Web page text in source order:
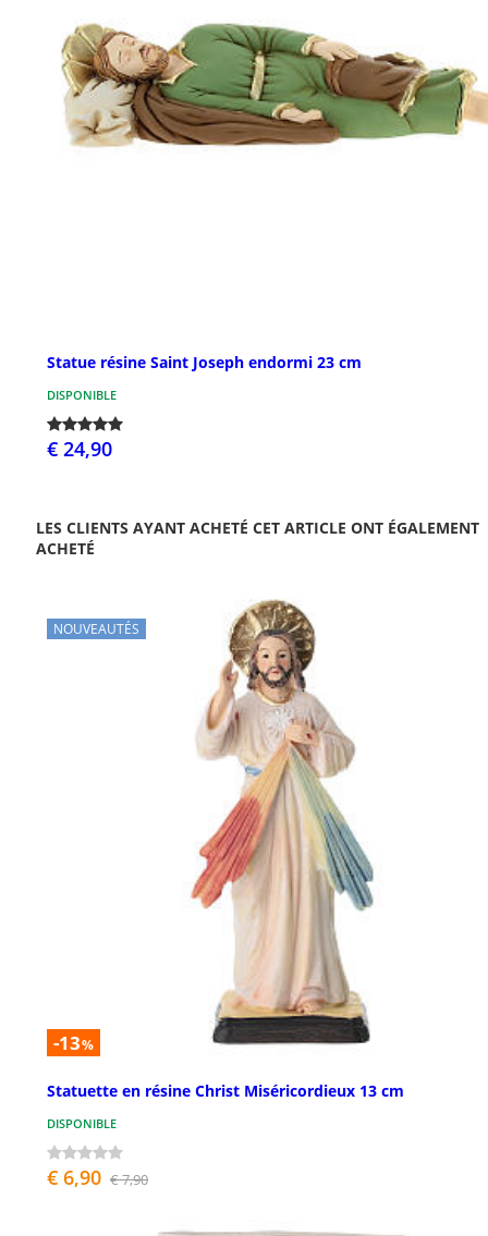
Statue résine Saint Joseph endormi 23 cm
DISPONIBLE
€ 24,90
LES CLIENTS AYANT ACHETÉ CET ARTICLE ONT ÉGALEMENT
ACHETÉ
NOUVEAUTÉS
-13%
Statuette en résine Christ Miséricordieux 13 cm
DISPONIBLE
€ 6,90 € 7,90